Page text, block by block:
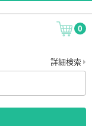
0
詳細検索